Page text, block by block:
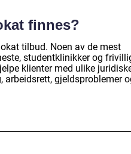
finnes?
tilbud. Noen av de mest
studentklinikker og
klienter med ulike
arbeidsrett, gjeldsproblemer